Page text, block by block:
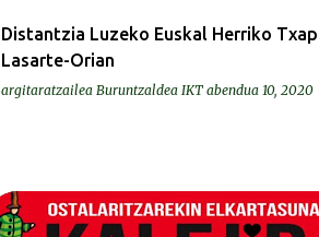
Distantzia Luzeko Euskal Herriko
Lasarte-Orian
argitaratzailea Buruntzaldea IKT abendua 10, 2020
BEREZIAK | ESPECIALES